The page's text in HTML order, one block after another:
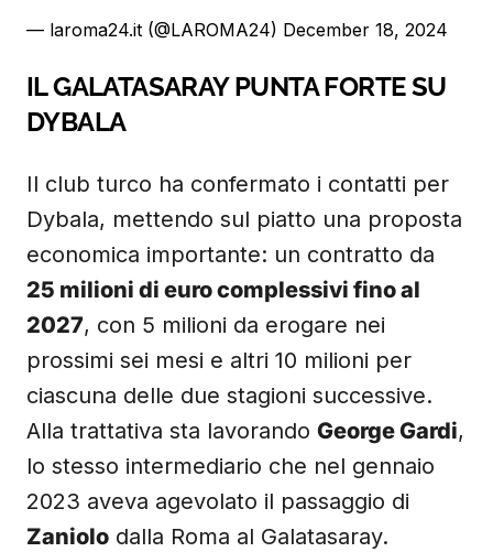
— laroma24.it (@LAROMA24) December 18, 2024
IL GALATASARAY PUNTA FORTE SU
DYBALA
Il club turco ha confermato i contatti per
Dybala, mettendo sul piatto una proposta
economica importante: un contratto da
25 milioni di euro complessivi fino al
2027, con 5 milioni da erogare nei
prossimi sei mesi e altri 10 milioni per
ciascuna delle due stagioni successive.
Alla trattativa sta lavorando George Gardi,
lo stesso intermediario che nel gennaio
2023 aveva agevolato il passaggio di
Zaniolo dalla Roma al Galatasaray.